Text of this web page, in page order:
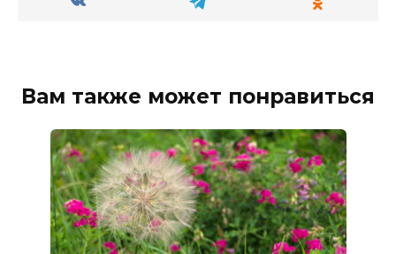
Вам также может понравиться